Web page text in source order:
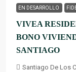
EN DESARROLLO
VIVEA
BONO
SANTIAGO
Santiago De Los